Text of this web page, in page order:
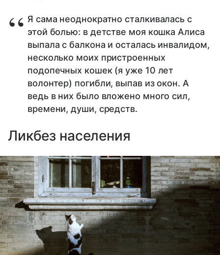
Я сама неоднократно сталкивалась с
этой болью: в детстве моя кошка Алиса
выпала с балкона и осталась инвалидом,
несколько моих пристроенных
подопечных кошек (я уже 10 лет
волонтер) погибли, выпав из окон. А
ведь в них было вложено много сил,
времени, души, средств.
Ликбез населения